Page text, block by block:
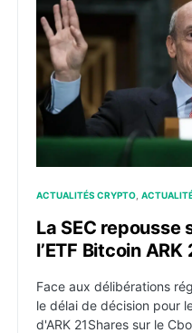
ACTUALITÉS CRYPTO
La SEC repousse
l’ETF Bitcoin ARK
Face aux délibérations
le délai de décision pour
d'ARK 21Shares sur le